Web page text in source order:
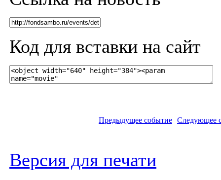
Код для вставки на сайт
Предыдущее событие Следующее
Версия для печати